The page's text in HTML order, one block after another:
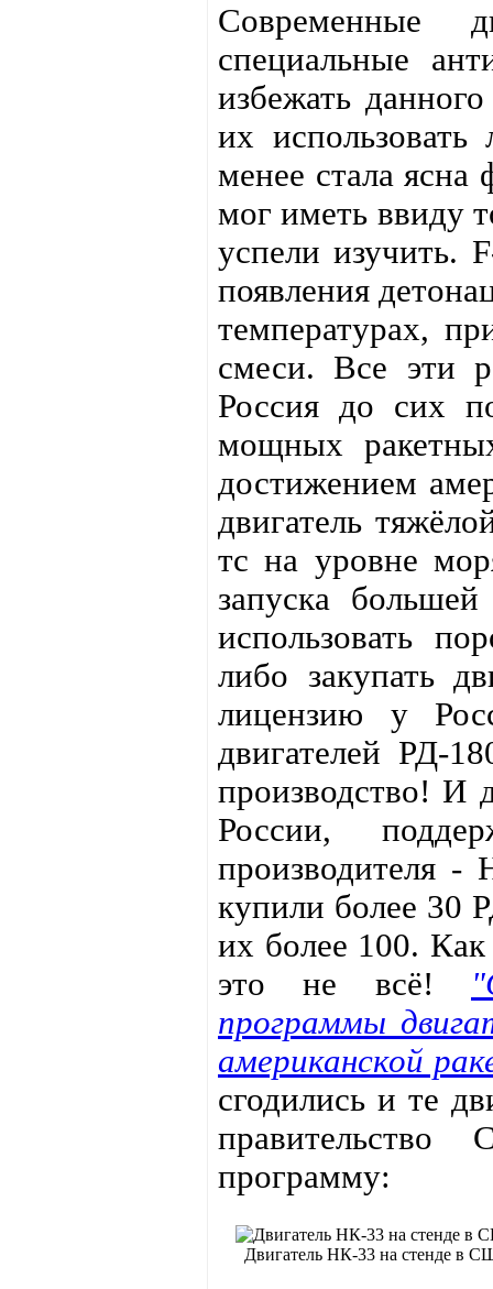
Современные
специальные
избежать
их
менее стала ясна
мог иметь ввиду
успели изучить.
появления
температурах,
смеси. Все эти
Россия до сих
мощных
достижением
двигатель
тс на уровне
запуска
использовать
либо закупать
лицензию у
двигателей РД-
производство! И
России,
производителя
купили более 30
их более 100.
это не всё!
программы
американской
сгодились и те
программу:
Двигатель НК-33 на стенде в